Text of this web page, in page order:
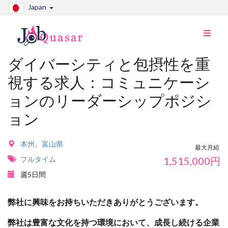
Japan
ナ
り
え
ダイバーシティと包摂性を重
視する求人：コミュニケーシ
ョンのリーダーシップポジシ
ョン
本州
富山県
フルタイム
週5日間
最大月給
1,515,000円
弊社に興味をお持ちいただきありがとうございます。
弊社は豊富な文化を持つ環境において、成長し続ける企業